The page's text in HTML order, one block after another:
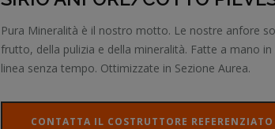
Pura Mineralità è il nostro motto. Le nostre anfore
frutto, della pulizia e della mineralità. Fatte a mano
linea senza tempo. Ottimizzate in Sezione Aurea.
CONTATTA IL COSTRUTTORE REFERENZIATO